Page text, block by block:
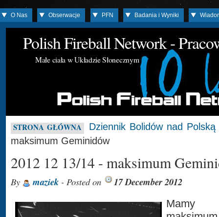
O Nas Obserwacje PFN Badania i Wyniki
Polish Fireball Network -
Małe ciała w Układzie Słonecznym
STRONA GŁÓWNA Dziennik Bolidów nad Polską
maksimum Geminidów
2012 12 13/14 - maksimum
By maziek - Posted on 17 December 2012